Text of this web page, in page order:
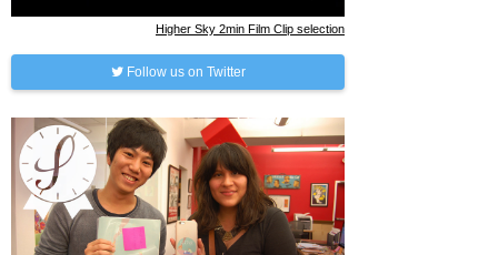
Higher Sky 2min Film Clip selection
Follow us on Twitter